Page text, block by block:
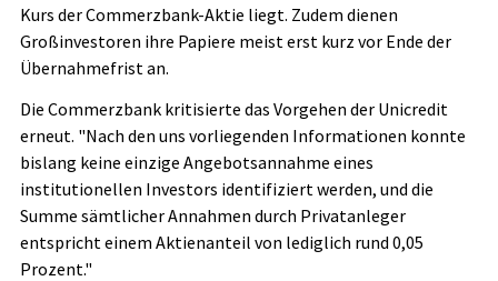
Kurs der Commerzbank-Aktie liegt. Zudem dienen
Großinvestoren ihre Papiere meist erst kurz vor Ende der
Übernahmefrist an.
Die Commerzbank kritisierte das Vorgehen der Unicredit
erneut. "Nach den uns vorliegenden Informationen konnte
bislang keine einzige Angebotsannahme eines
institutionellen Investors identifiziert werden, und die
Summe sämtlicher Annahmen durch Privatanleger
entspricht einem Aktienanteil von lediglich rund 0,05
Prozent."